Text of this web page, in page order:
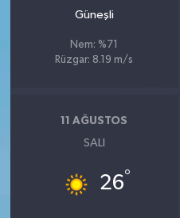
Güneşli
Nem: %71
Rüzgar: 8.19 m/s
11 AĞUSTOS
SALI
26°